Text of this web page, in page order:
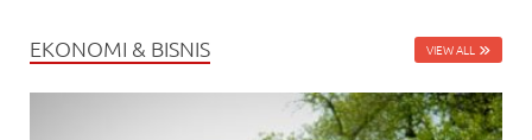
EKONOMI & BISNIS VIEW ALL